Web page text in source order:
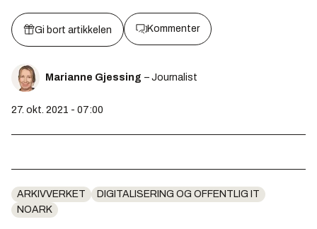
Gi bort artikkelen Kommenter
Marianne Gjessing – Journalist
27. okt. 2021 - 07:00
ARKIVVERKET
DIGITALISERING OG OFFENTLIG IT
NOARK